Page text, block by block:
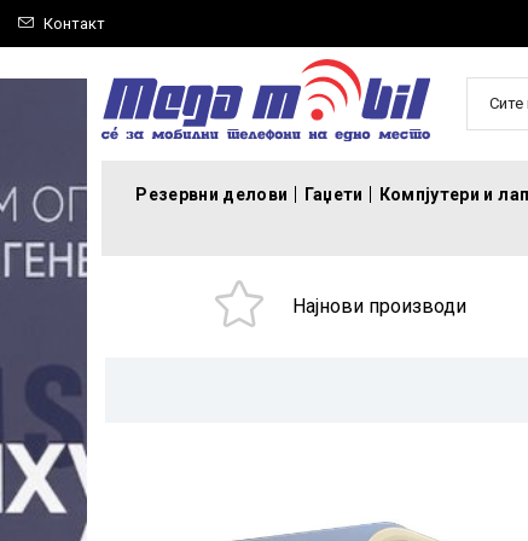
Контакт
Сите
Резервни делови Гаџети Компјутери и
Најнови производи